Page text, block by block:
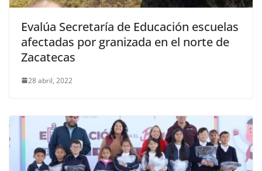
Evalúa Secretaría de Educación escuelas
afectadas por granizada en el norte de
Zacatecas
28 abril, 2022